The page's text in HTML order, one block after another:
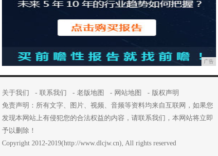
广告
关于我们 -联系我们 -老版地图 - 网站地图 - 版权声明
免责声明：所有文字、图片、视频、音频等资料均来自互联网，如果您
发现本网站上有侵犯您的合法权益的内容，请联系我们，本网站将立即
予以删除！
Copyright 2012-2019(http://www.dlcjw.cn), All rights reserved